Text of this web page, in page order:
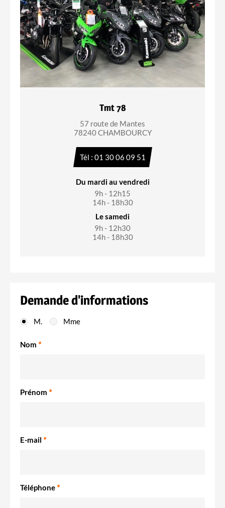
Tmt 78
57 route de Mantes
78240 CHAMBOURCY
Tél : 01 30 06 09 51
Du mardi au vendredi
9h - 12h15
14h - 18h30
Le samedi
9h - 12h30
14h - 18h30
Demande d'informations
M. Mme
Nom *
Prénom *
E-mail *
Téléphone *